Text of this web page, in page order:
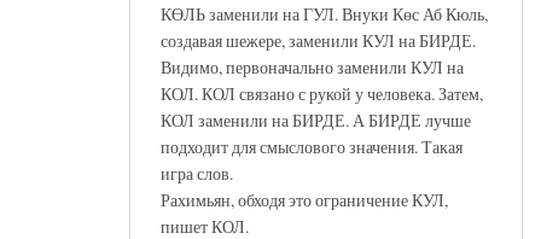
КӨЛЬ заменили на ГУЛ. Внуки Көс Аб Кюль,
создавая шежере, заменили КУЛ на БИРДЕ.
Видимо, первоначально заменили КУЛ на
КОЛ. КОЛ связано с рукой у человека. Затем,
КОЛ заменили на БИРДЕ. А БИРДЕ лучше
подходит для смыслового значения. Такая
игра слов.
Рахимьян, обходя это ограничение КУЛ,
пишет КОЛ.